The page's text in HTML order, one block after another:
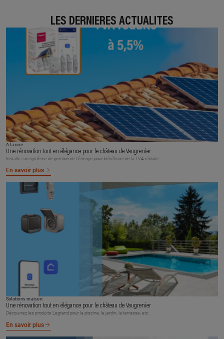
LES DERNIÈRES ACTUALITÉS
À la une
Une rénovation tout en élégance pour le château de Vaugrenier
Installez un système de gestion de l’énergie pour bénéficier de la TVA réduite.
En savoir plus
Solutions maison
Une rénovation tout en élégance pour le château de Vaugrenier
Découvrez les produits Legrand pour la piscine, le jardin, la terrasse, etc.
En savoir plus